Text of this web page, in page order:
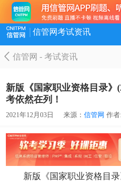
信管网考试资讯
信管网-考试资讯
新版《国家职业资格目录》
考依然在列！
2021年12月03日 来源： 信管网 作
新版《国家职业资格目